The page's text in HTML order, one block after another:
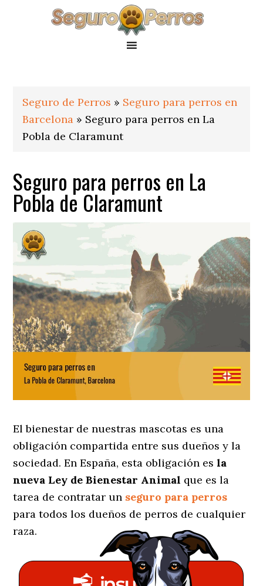
Seguro de Perros » Seguro para perros en
Barcelona » Seguro para perros en La
Pobla de Claramunt
Seguro para perros en La
Pobla de Claramunt
El bienestar de nuestras mascotas es una
obligación compartida entre sus dueños y la
sociedad. En España, esta obligación esla
nueva Ley de Bienestar Animal que es la
tarea de contratar un seguro para perros
para todos los dueños de perros de cualquier
raza.